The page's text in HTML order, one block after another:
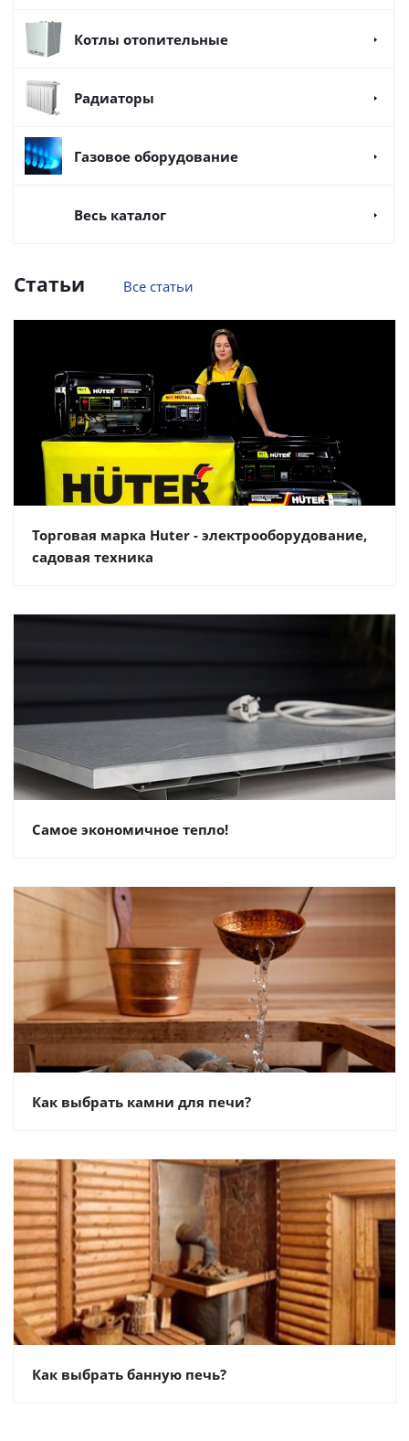
Котлы отопительные
Радиаторы
Газовое оборудование
Весь каталог
Статьи Все статьи
Торговая марка Huter - электрооборудование,
садовая техника
Самое экономичное тепло!
Как выбрать камни для печи?
Как выбрать банную печь?